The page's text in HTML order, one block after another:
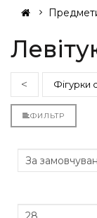
< Фігурки
ФИЛЬТР